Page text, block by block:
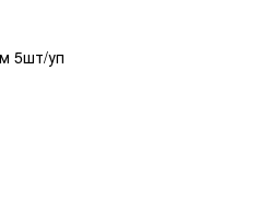
5шт/уп